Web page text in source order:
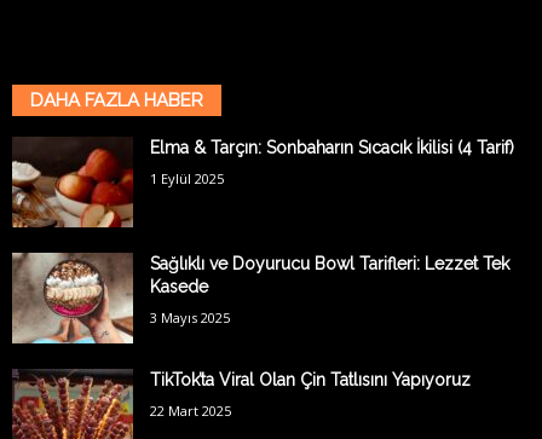
DAHA FAZLA HABER
Elma & Tarçın: Sonbaharın Sıcacık İkilisi (4 Tarif)
1 Eylül 2025
Sağlıklı ve Doyurucu Bowl Tarifleri: Lezzet Tek
Kasede
3 Mayıs 2025
TikTok’ta Viral Olan Çin Tatlısını Yapıyoruz
22 Mart 2025